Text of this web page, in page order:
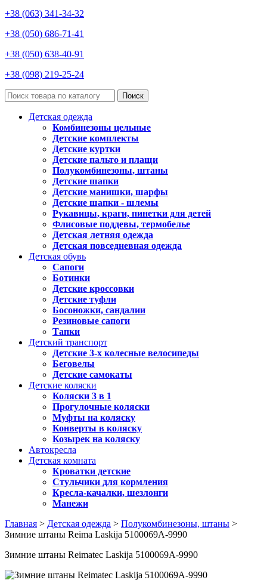
+38 (063) 341-34-32
+38 (050) 686-71-41
+38 (050) 638-40-91
+38 (098) 219-25-24
Поиск
Детская одежда
Комбинезоны цельные
Детские комплекты
Детские куртки
Детские пальто и плащи
Полукомбинезоны, штаны
Детские шапки
Детские манишки, шарфы
Детские шапки - шлемы
Рукавицы, краги, пинетки для детей
Флисовые поддевы, термобелье
Детская летняя одежда
Детская повседневная одежда
Детская обувь
Сапоги
Ботинки
Детские кроссовки
Детские туфли
Босоножки, сандалии
Резиновые сапоги
Тапки
Детский транспорт
Детские 3-х колесные велосипеды
Беговелы
Детские самокаты
Детские коляски
Коляски 3 в 1
Прогулочные коляски
Муфты на коляску
Конверты в коляску
Козырек на коляску
Автокресла
Детская комната
Кроватки детские
Стульчики для кормления
Кресла-качалки, шезлонги
Манежи
Главная > Детская одежда > Полукомбинезоны, штаны >
Зимние штаны Reima Laskija 5100069A-9990
Зимние штаны Reimatec Laskija 5100069A-9990